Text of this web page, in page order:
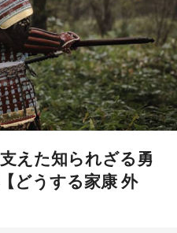
えた知られざる勇
どうする家康 外